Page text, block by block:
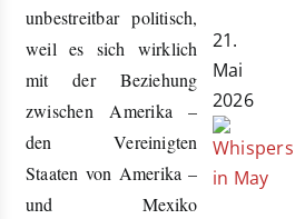
unbestreitbar politisch,
weil es sich wirklich
mit der Beziehung
zwischen Amerika –
den Vereinigten
Staaten von Amerika –
und Mexiko
21.
Mai
2026